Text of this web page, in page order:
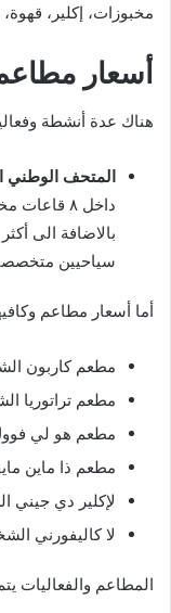
مخبوزات، إكلير،
أسعار
هناك عدة أنشطة
المتحف الوطني
داخل ٨
سياحيين
أما أسعار مطاعم
مطعم كاربون الشخص
مطعم تراتوريا الشخص
مطعم هو لي فووك
مطعم ذا ماين مايفير
لإكلير دي جيني
لا كاليفورني الشخص بـ
المطاعم والفعاليات